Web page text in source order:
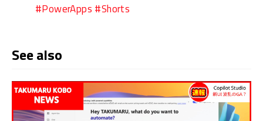
#PowerApps #Shorts
See also